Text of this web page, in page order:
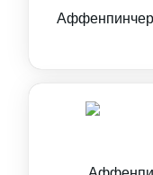
Аффенпинчер